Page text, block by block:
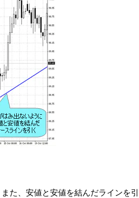
た、安値と安値を結んだラインを引